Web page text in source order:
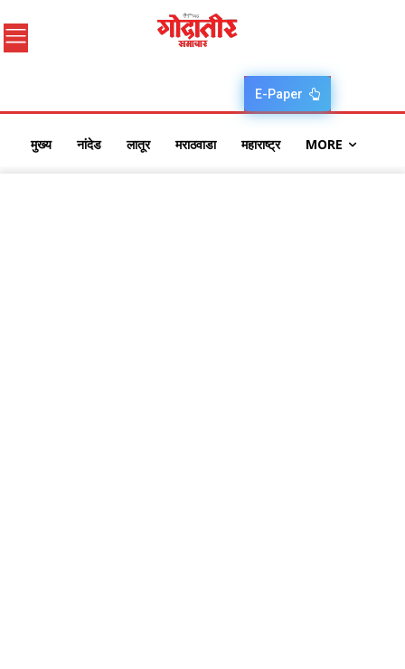
E-Paper
मुख्य नांदेड लातूर मराठवाडा महाराष्ट्र MORE